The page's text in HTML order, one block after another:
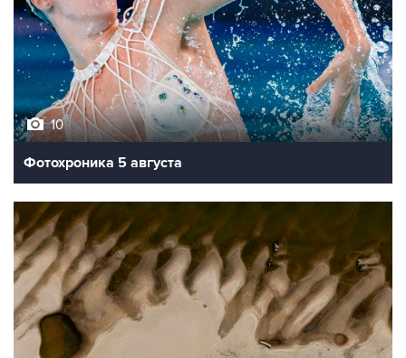
10
Фотохроника 5 августа